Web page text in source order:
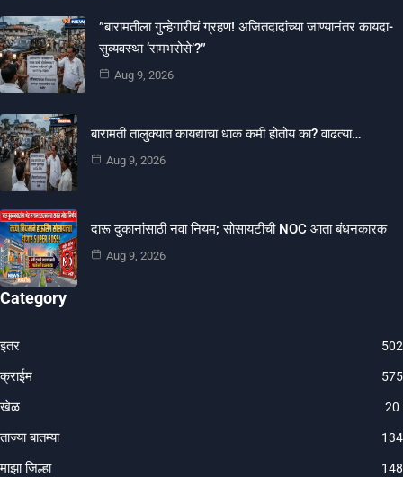
​”बारामतीला गुन्हेगारीचं ग्रहण! अजितदादांच्या जाण्यानंतर कायदा-
सुव्यवस्था ‘रामभरोसे’?”
Aug 9, 2026
बारामती तालुक्यात कायद्याचा धाक कमी होतोय का? वाढत्या…
Aug 9, 2026
दारू दुकानांसाठी नवा नियम; सोसायटीची NOC आता बंधनकारक
Aug 9, 2026
Category
इतर 502
क्राईम 575
खेळ 20
ताज्या बातम्या 134
माझा जिल्हा